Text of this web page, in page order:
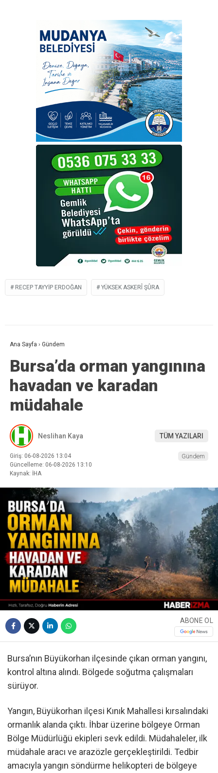
RECEP TAYYIP ERDOĞAN YÜKSEK ASKERÎ ŞÛRA
Ana Sayfa › Gündem
Bursa’da orman yangınına
havadan ve karadan
müdahale
Neslihan Kaya TÜM YAZILARI
Giriş: 06-08-2026 13:04
Güncelleme: 06-08-2026 13:10
Kaynak: İHA
Gündem
ABONE OL
Bursa’nın Büyükorhan ilçesinde çıkan orman yangını,
kontrol altına alındı. Bölgede soğutma çalışmaları
sürüyor.
Yangın, Büyükorhan ilçesi Kınık Mahallesi kırsalındaki
ormanlık alanda çıktı. İhbar üzerine bölgeye Orman
Bölge Müdürlüğü ekipleri sevk edildi. Müdahaleler, ilk
müdahale aracı ve arazözle gerçekleştirildi. Tedbir
amacıyla yangın söndürme helikopteri de bölgeye